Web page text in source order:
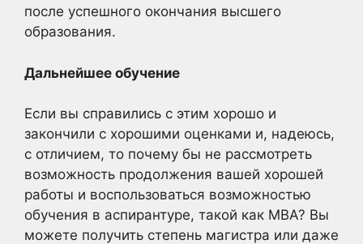
после успешного окончания высшего
образования.
Дальнейшее обучение
Если вы справились с этим хорошо и
закончили с хорошими оценками и, надеюсь,
с отличием, то почему бы не рассмотреть
возможность продолжения вашей хорошей
работы и воспользоваться возможностью
обучения в аспирантуре, такой как MBA? Вы
можете получить степень магистра или даже